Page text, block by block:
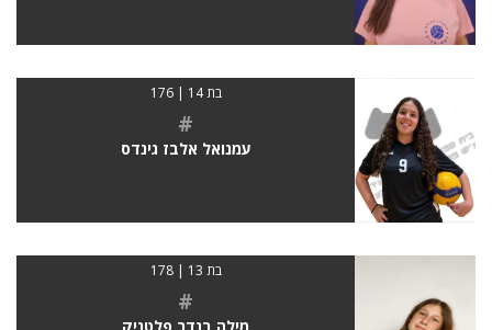
בת 14 | 176
#
עמנואל אלבז גינדס
בת 13 | 178
#